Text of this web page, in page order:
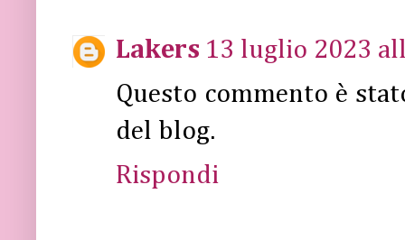
Lakers 13 luglio 2023
Questo commento è
del blog.
Rispondi